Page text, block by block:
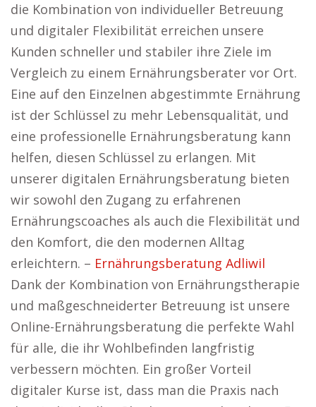
die Kombination von individueller Betreuung
und digitaler Flexibilität erreichen unsere
Kunden schneller und stabiler ihre Ziele im
Vergleich zu einem Ernährungsberater vor Ort.
Eine auf den Einzelnen abgestimmte Ernährung
ist der Schlüssel zu mehr Lebensqualität, und
eine professionelle Ernährungsberatung kann
helfen, diesen Schlüssel zu erlangen. Mit
unserer digitalen Ernährungsberatung bieten
wir sowohl den Zugang zu erfahrenen
Ernährungscoaches als auch die Flexibilität und
den Komfort, die den modernen Alltag
erleichtern. – Ernährungsberatung Adliwil
Dank der Kombination von Ernährungstherapie
und maßgeschneiderter Betreuung ist unsere
Online-Ernährungsberatung die perfekte Wahl
für alle, die ihr Wohlbefinden langfristig
verbessern möchten. Ein großer Vorteil
digitaler Kurse ist, dass man die Praxis nach